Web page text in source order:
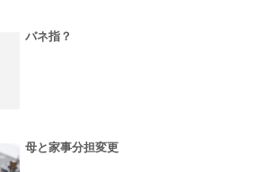
バネ指？
母と家事分担変更